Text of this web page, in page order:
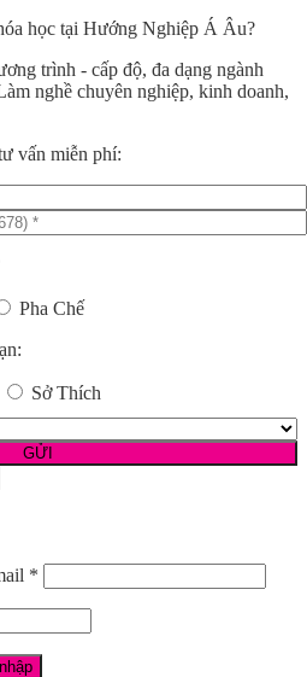
học tại Hướng Nghiệp Á Âu?
trình - cấp độ, đa dạng ngành
nghề chuyên nghiệp, kinh doanh,
vấn miễn phí:
Pha Chế
Sở Thích
*